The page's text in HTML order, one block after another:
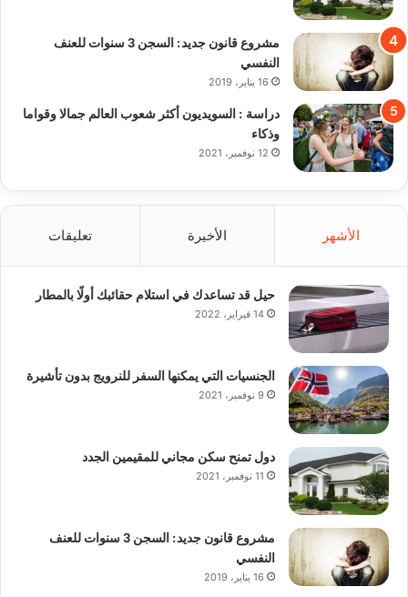
مشروع قانون جديد: السجن 3 سنوات للعنف
النفسي
16 يناير، 2019
دراسة : السويديون أكثر شعوب العالم جمالا وقواما
وذكاء
12 نوفمبر، 2021
الأشهر الأخيرة تعليقات
حيل قد تساعدك في استلام حقائبك أولًا بالمطار
14 فبراير، 2022
الجنسيات التي يمكنها السفر للنرويج بدون تأشيرة
9 نوفمبر، 2021
دول تمنح سكن مجاني للمقيمين الجدد
11 نوفمبر، 2021
مشروع قانون جديد: السجن 3 سنوات للعنف
النفسي
16 يناير، 2019